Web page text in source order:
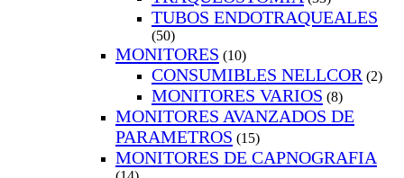
TUBOS ENDOTRAQUEALES
(50)
MONITORES (10)
CONSUMIBLES NELLCOR (2)
MONITORES VARIOS (8)
MONITORES AVANZADOS DE
PARAMETROS (15)
MONITORES DE CAPNOGRAFIA